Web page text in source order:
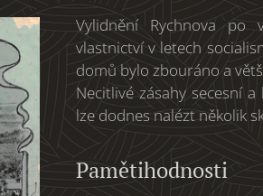
Vylidnění Rychnova po
vlastnictví v letech
domů bylo zbouráno a
Necitlivé zásahy secesní
lze dodnes nalézt několik
Pamětihodnosti